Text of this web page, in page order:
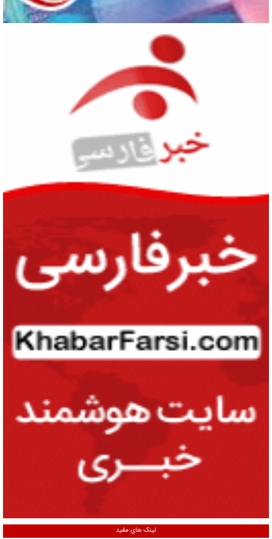
لینک های مفید